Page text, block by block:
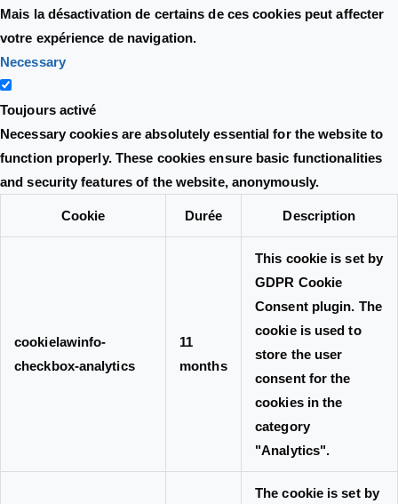
Mais la désactivation de certains de ces cookies peut affecter
votre expérience de navigation.
Necessary
Toujours activé
Necessary cookies are absolutely essential for the website to
function properly. These cookies ensure basic functionalities
and security features of the website, anonymously.
Cookie Durée Description
cookielawinfo-
checkbox-analytics
11
months
This cookie is set by
GDPR Cookie
Consent plugin. The
cookie is used to
store the user
consent for the
cookies in the
category
"Analytics".
The cookie is set by